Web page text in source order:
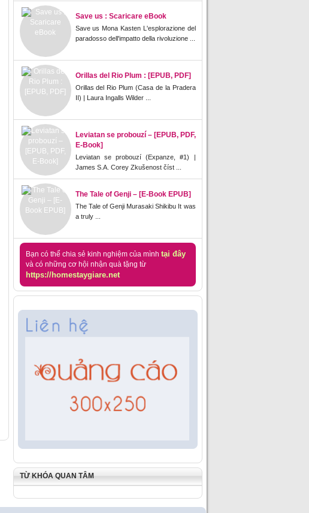
Save us : Scaricare eBook
Save us Mona Kasten L'esplorazione del
paradosso dell'impatto della rivoluzione ...
Orillas del Rio Plum : [EPUB, PDF]
Orillas del Rio Plum (Casa de la Pradera
II) | Laura Ingalls Wilder ...
Leviatan se probouzí – [EPUB, PDF,
E-Book]
Leviatan se probouzí (Expanze, #1) |
James S.A. Corey Zkušenost číst ...
The Tale of Genji – [E-Book EPUB]
The Tale of Genji Murasaki Shikibu It was
a truly ...
Bạn có thể chia sẻ kinh nghiệm của mình tại đây
và có những cơ hội nhận quà tặng từ
https://homestaygiare.net
TỪ KHÓA QUAN TÂM